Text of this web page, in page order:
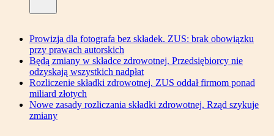
Prowizja dla fotografa bez składek. ZUS: brak obowiązku
przy prawach autorskich
Będą zmiany w składce zdrowotnej. Przedsiębiorcy nie
odzyskają wszystkich nadpłat
Rozliczenie składki zdrowotnej. ZUS oddał firmom ponad
miliard złotych
Nowe zasady rozliczania składki zdrowotnej. Rząd szykuje
zmiany